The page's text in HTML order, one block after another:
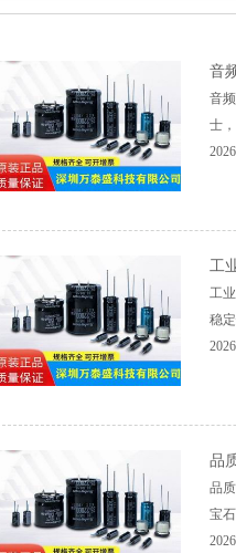
音
音
士
工
工
稳
品
品
宝